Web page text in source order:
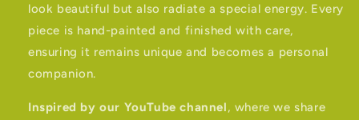
look beautiful but also radiate a special energy. Every
piece is hand-painted and finished with care,
ensuring it remains unique and becomes a personal
companion.
Inspired by our YouTube channel, where we share